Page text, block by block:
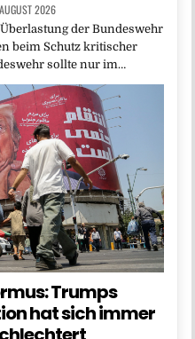
2026
der Bundeswehr
beim Schutz kritischer
sollte nur im…
Trumps
hat sich immer